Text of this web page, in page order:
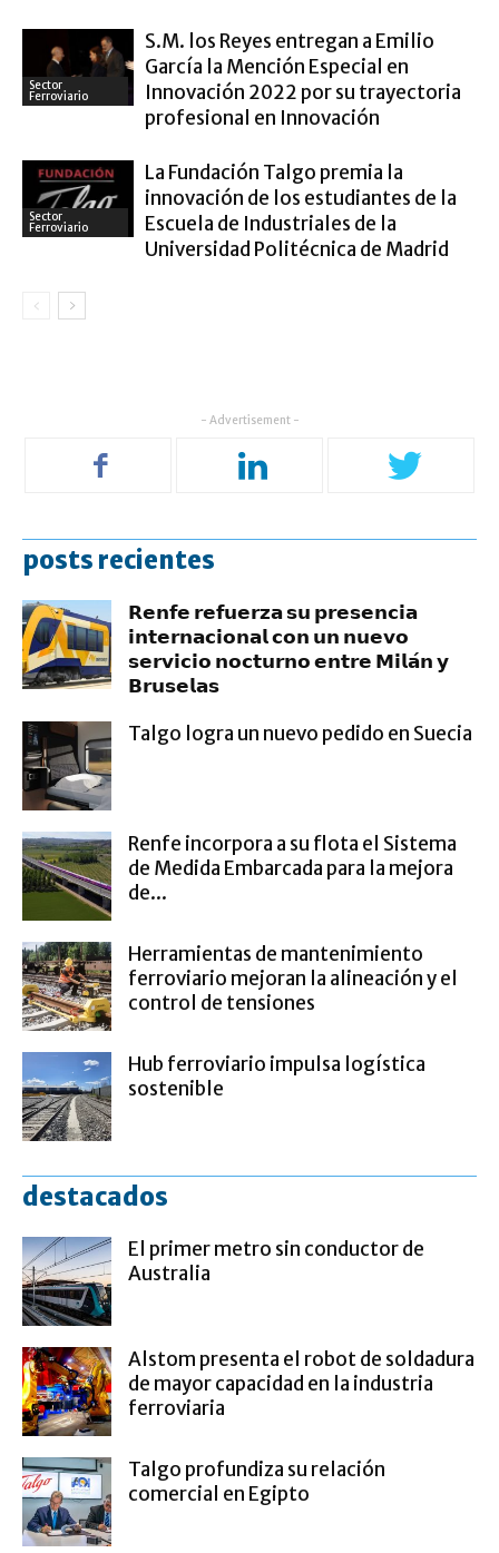
Sector
Ferroviario
S.M. los Reyes entregan a Emilio
García la Mención Especial en
Innovación 2022 por su trayectoria
profesional en Innovación
Sector
Ferroviario
La Fundación Talgo premia la
innovación de los estudiantes de la
Escuela de Industriales de la
Universidad Politécnica de Madrid
- Advertisement -
posts recientes
𝗥𝗲𝗻𝗳𝗲 𝗿𝗲𝗳𝘂𝗲𝗿𝘇𝗮 𝘀𝘂 𝗽𝗿𝗲𝘀𝗲𝗻𝗰𝗶𝗮
𝗶𝗻𝘁𝗲𝗿𝗻𝗮𝗰𝗶𝗼𝗻𝗮𝗹 𝗰𝗼𝗻 𝘂𝗻 𝗻𝘂𝗲𝘃𝗼
𝘀𝗲𝗿𝘃𝗶𝗰𝗶𝗼 𝗻𝗼𝗰𝘁𝘂𝗿𝗻𝗼 𝗲𝗻𝘁𝗿𝗲 𝗠𝗶𝗹𝗮́𝗻 𝘆
𝗕𝗿𝘂𝘀𝗲𝗹𝗮𝘀
Talgo logra un nuevo pedido en Suecia
Renfe incorpora a su flota el Sistema
de Medida Embarcada para la mejora
de...
Herramientas de mantenimiento
ferroviario mejoran la alineación y el
control de tensiones
Hub ferroviario impulsa logística
sostenible
destacados
El primer metro sin conductor de
Australia
Alstom presenta el robot de soldadura
de mayor capacidad en la industria
ferroviaria
Talgo profundiza su relación
comercial en Egipto